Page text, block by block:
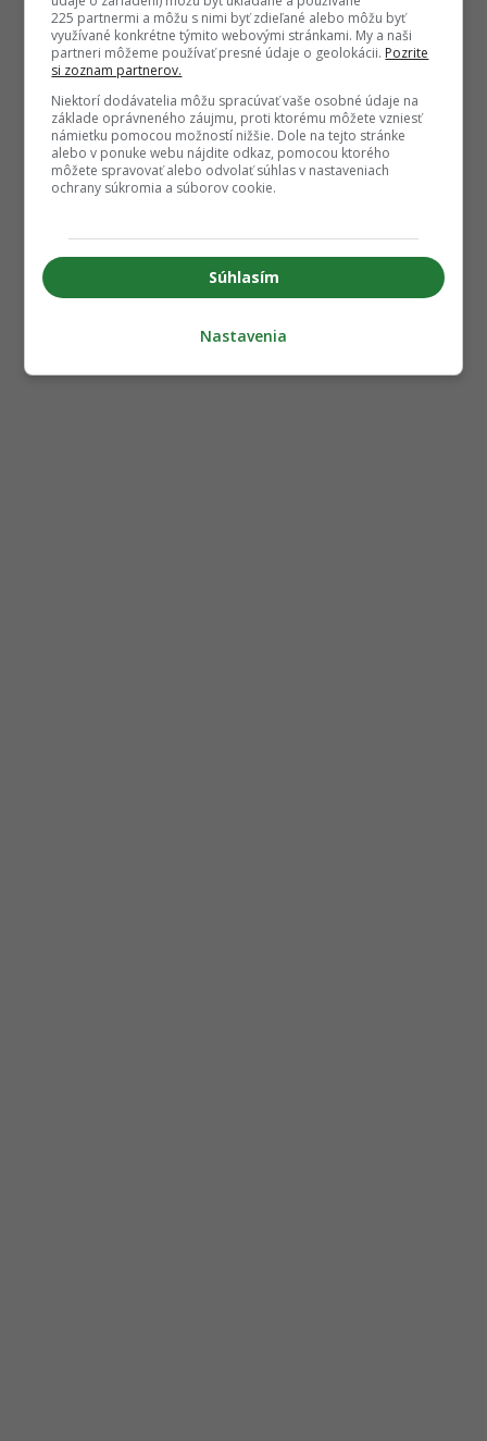
225 partnermi a môžu s nimi byť zdieľané alebo môžu byť
využívané konkrétne týmito webovými stránkami. My a naši
partneri môžeme používať presné údaje o geolokácii. Pozrite
si zoznam partnerov.
Niektorí dodávatelia môžu spracúvať vaše osobné údaje na
základe oprávneného záujmu, proti ktorému môžete vzniesť
námietku pomocou možností nižšie. Dole na tejto stránke
alebo v ponuke webu nájdite odkaz, pomocou ktorého
môžete spravovať alebo odvolať súhlas v nastaveniach
ochrany súkromia a súborov cookie.
Súhlasím
Nastavenia